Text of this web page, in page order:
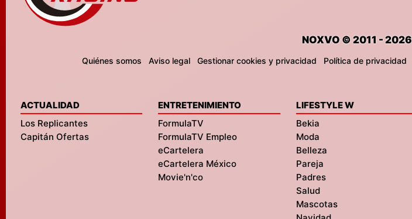
NOXVO © 2011 - 2026
Quiénes somos Aviso legal Gestionar cookies y privacidad Política de privacidad
ACTUALIDAD
Los Replicantes
Capitán Ofertas
ENTRETENIMIENTO
FormulaTV
FormulaTV Empleo
eCartelera
eCartelera México
Movie'n'co
LIFESTYLE W
Bekia
Moda
Belleza
Pareja
Padres
Salud
Mascotas